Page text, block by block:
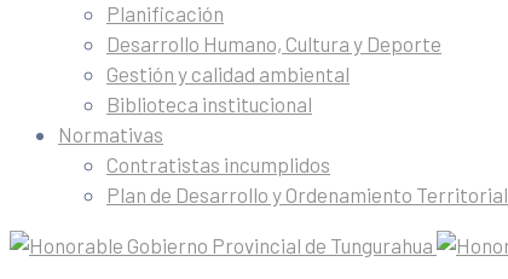
Planificación
Desarrollo Humano, Cultura y Deporte
Gestión y calidad ambiental
Biblioteca institucional
Normativas
Contratistas incumplidos
Plan de Desarrollo y Ordenamiento Territorial